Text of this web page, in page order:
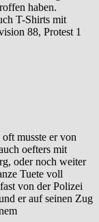
haben.
T-Shirts mit
88, Protest 1
musste er von
oefters mit
oder noch weiter
Tuete voll
von der Polizei
er auf seinen Zug